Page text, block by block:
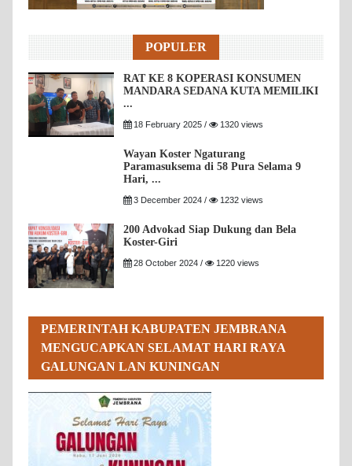
POPULER
RAT KE 8 KOPERASI KONSUMEN
MANDARA SEDANA KUTA MEMILIKI
...
18 February 2025 / 1320 views
Wayan Koster Ngaturang
Paramasuksema di 58 Pura Selama 9
Hari, ...
3 December 2024 / 1232 views
200 Advokad Siap Dukung dan Bela
Koster-Giri
28 October 2024 / 1220 views
PEMERINTAH KABUPATEN JEMBRANA
MENGUCAPKAN SELAMAT HARI RAYA
GALUNGAN LAN KUNINGAN